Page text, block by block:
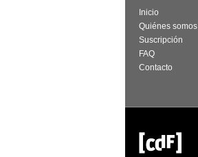
Inicio
Quiénes somos
Suscripción
FAQ
Contacto